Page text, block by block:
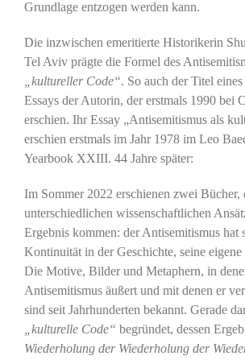
Grundlage entzogen werden kann.
Die inzwischen emeritierte Historikerin
Tel Aviv prägte die Formel des
„kultureller Code“. So auch der Titel
Essays der Autorin, der erstmals 1990 bei
erschien. Ihr Essay „Antisemitismus als
erschien erstmals im Jahr 1978 im Leo
Yearbook XXIII. 44 Jahre später:
Im Sommer 2022 erschienen zwei Bücher,
unterschiedlichen wissenschaftlichen
Ergebnis kommen: der Antisemitismus hat
Kontinuität in der Geschichte, seine
Die Motive, Bilder und Metaphern, in
Antisemitismus äußert und mit denen er
sind seit Jahrhunderten bekannt. Gerade
„kulturelle Code“ begründet, dessen
Wiederholung der Wiederholung der